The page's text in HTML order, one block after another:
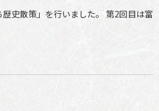
史散策」を行いました。 第2回目は富